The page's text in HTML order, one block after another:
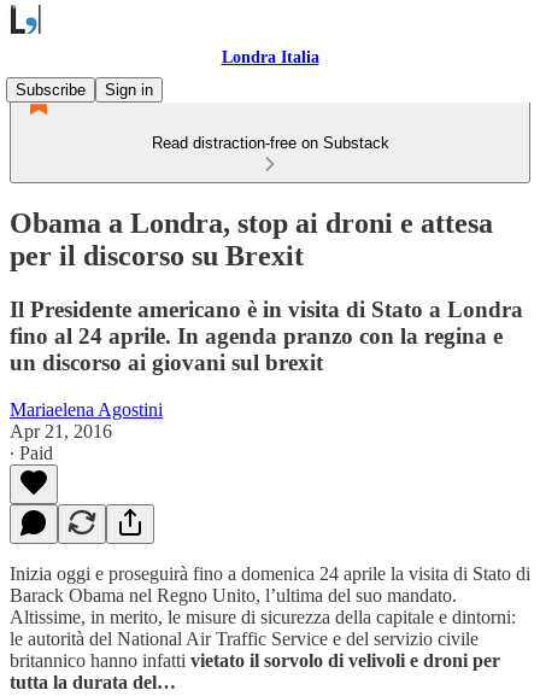
Londra Italia
Subscribe
Sign in
Read distraction-free on Substack
Obama a Londra, stop ai droni e attesa
per il discorso su Brexit
Il Presidente americano è in visita di Stato a Londra
fino al 24 aprile. In agenda pranzo con la regina e
un discorso ai giovani sul brexit
Mariaelena Agostini
Apr 21, 2016
∙ Paid
Inizia oggi e proseguirà fino a domenica 24 aprile la visita di Stato di
Barack Obama nel Regno Unito, l’ultima del suo mandato.
Altissime, in merito, le misure di sicurezza della capitale e dintorni:
le autorità del National Air Traffic Service e del servizio civile
britannico hanno infatti vietato il sorvolo di velivoli e droni per
tutta la durata del…